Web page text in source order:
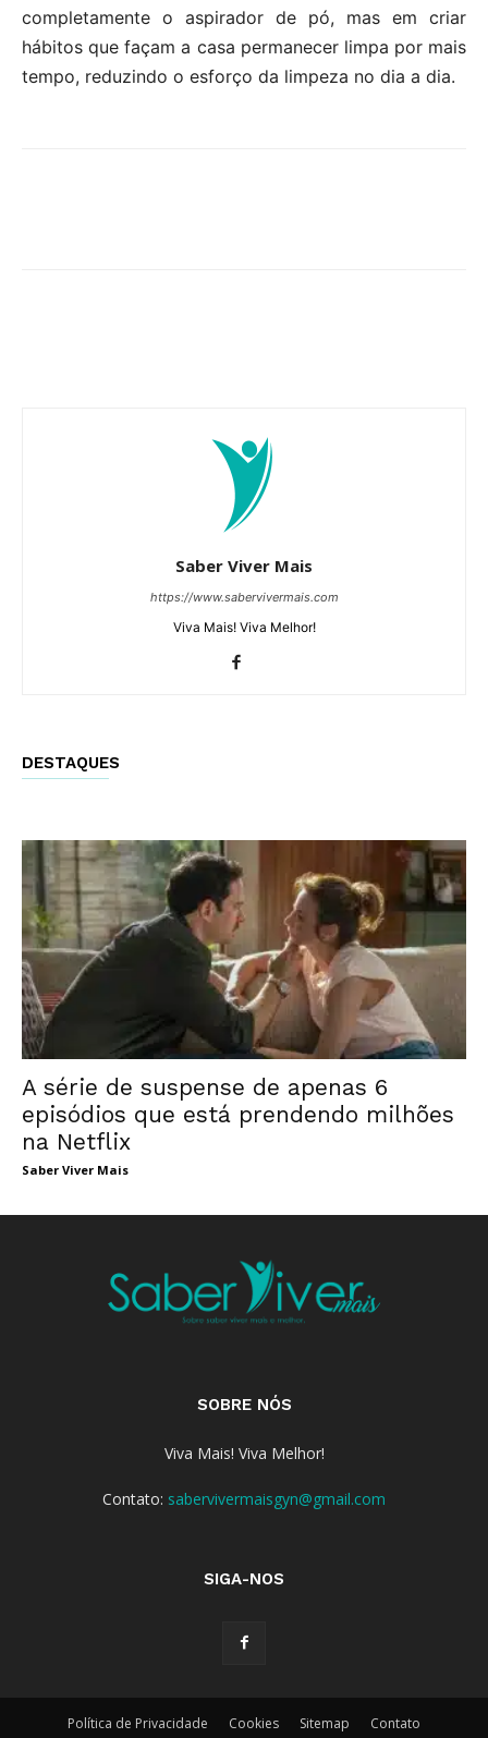
completamente o aspirador de pó, mas em criar
hábitos que façam a casa permanecer limpa por mais
tempo, reduzindo o esforço da limpeza no dia a dia.
Saber Viver Mais
https://www.sabervivermais.com
Viva Mais! Viva Melhor!
DESTAQUES
A série de suspense de apenas 6
episódios que está prendendo milhões
na Netflix
Saber Viver Mais
SOBRE NÓS
Viva Mais! Viva Melhor!
Contato: sabervivermaisgyn@gmail.com
SIGA-NOS
Política de Privacidade Cookies Sitemap Contato